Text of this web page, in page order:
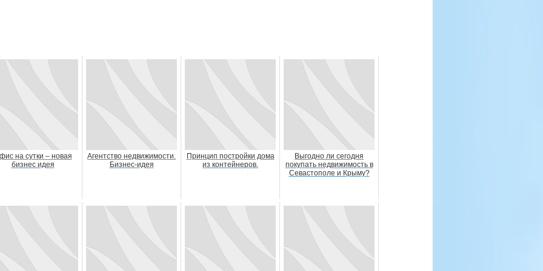
на сутки – новая
бизнес идея
Агентство недвижимости.
Бизнес-идея
Принцип постройки дома
из контейнеров.
Выгодно ли сегодня
покупать недвижимость в
Севастополе и Крыму?